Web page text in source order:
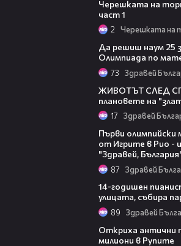
Черешката на
част 1
2
Да решиш наум 25
Олимпиада по
73 Здравей
ЖИВОТЪТ СЛЕД
плановете на
17 Здравей
Първи олимпийски
от Игрите в Рио -
"Здравей,
87 Здравей
14-годишен
улицата, събира
89 Здравей
Откриха антични
милиони в Рупите